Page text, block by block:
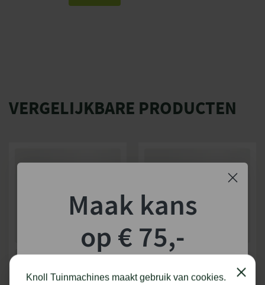
VERGELIJKBARE PRODUCTEN
Knoll Tuinmachines maakt gebruik van cookies.
Maak kans
op € 75,-
shoptegoed!